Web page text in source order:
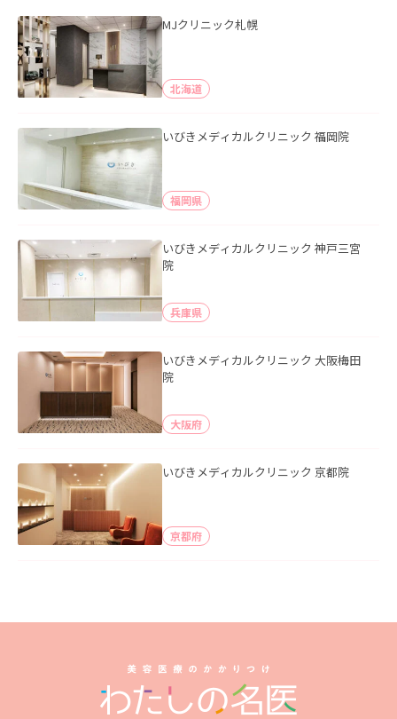
MJクリニック札幌
北海道
いびきメディカルクリニック 福岡院
福岡県
いびきメディカルクリニック 神戸三宮
院
兵庫県
いびきメディカルクリニック 大阪梅田
院
大阪府
いびきメディカルクリニック 京都院
京都府